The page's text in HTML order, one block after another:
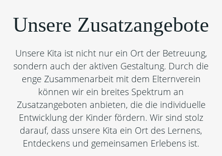
Unsere Zusatzangebote
Unsere Kita ist nicht nur ein Ort der Betreuung,
sondern auch der aktiven Gestaltung. Durch die
enge Zusammenarbeit mit dem Elternverein
können wir ein breites Spektrum an
Zusatzangeboten anbieten, die die individuelle
Entwicklung der Kinder fördern. Wir sind stolz
darauf, dass unsere Kita ein Ort des Lernens,
Entdeckens und gemeinsamen Erlebens ist.